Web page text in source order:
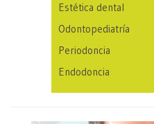
Estética dental
Odontopediatría
Periodoncia
Endodoncia